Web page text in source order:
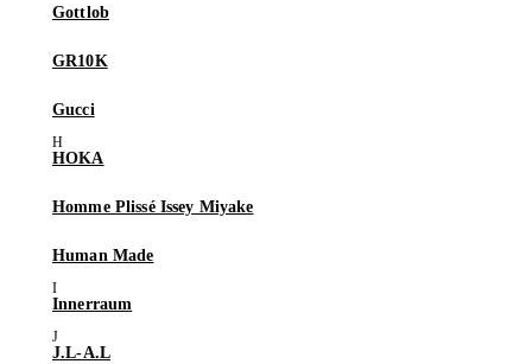
Gottlob
GR10K
Gucci
HOKA
Homme Plissé Issey Miyake
Human Made
Innerraum
J.L-A.L